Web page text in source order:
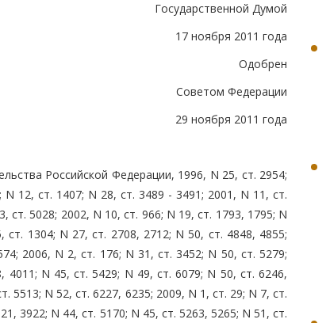
Государственной Думой
17 ноября 2011 года
Одобрен
Советом Федерации
29 ноября 2011 года
Российской Федерации, 1996, N 25, ст. 2954;
12, ст. 1407; N 28, ст. 3489 - 3491; 2001, N 11, ст.
ст. 5028; 2002, N 10, ст. 966; N 19, ст. 1793, 1795; N
1304; N 27, ст. 2708, 2712; N 50, ст. 4848, 4855;
2006, N 2, ст. 176; N 31, ст. 3452; N 50, ст. 5279;
N 45, ст. 5429; N 49, ст. 6079; N 50, ст. 6246,
5513; N 52, ст. 6227, 6235; 2009, N 1, ст. 29; N 7, ст.
3922; N 44, ст. 5170; N 45, ст. 5263, 5265; N 51, ст.